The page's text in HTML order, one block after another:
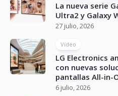
La nueva serie
Ultra2 y Galaxy
27 julio, 2026
Vídeo
LG Electronics
con nuevas
pantallas All-in-
6 julio, 2026